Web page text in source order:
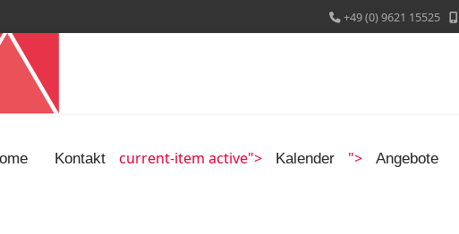
+49 (0) 9621 15525
Kontakt current-item active"> Kalender "> Angebote